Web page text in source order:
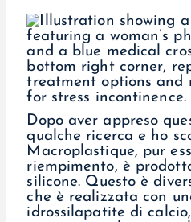
Dopo aver appreso
qualche ricerca e ho
Macroplastique, pur
riempimento, è
silicone. Questo è
che è realizzata con
idrossilapatite di